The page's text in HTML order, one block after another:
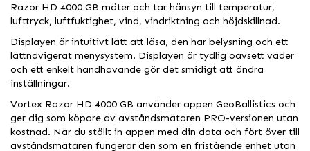
Razor HD 4000 GB mäter och tar hänsyn till temperatur,
lufttryck, luftfuktighet, vind, vindriktning och höjdskillnad.
Displayen är intuitivt lätt att läsa, den har belysning och ett
lättnavigerat menysystem. Displayen är tydlig oavsett väder
och ett enkelt handhavande gör det smidigt att ändra
inställningar.
Vortex Razor HD 4000 GB använder appen GeoBallistics och
ger dig som köpare av avståndsmätaren PRO-versionen utan
kostnad. När du ställt in appen med din data och fört över till
avståndsmätaren fungerar den som en fristående enhet utan